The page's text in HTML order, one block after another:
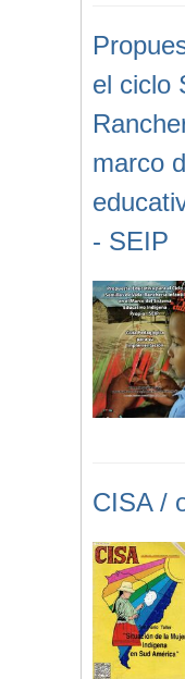
el ciclo
marco
- SEIP
CISA /